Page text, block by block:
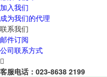
加入我们
成为我们的代理
联系我们
邮件订阅
公司联系方式

客服电话： 023-8638 2199